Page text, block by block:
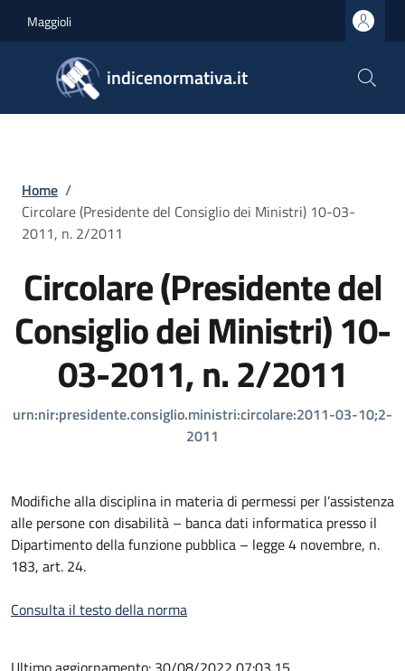
Maggioli
indicenormativa.it
Briciole di pane
Home /
Circolare (Presidente del Consiglio dei Ministri) 10-03-
2011, n. 2/2011
Circolare (Presidente del
Consiglio dei Ministri) 10-
03-2011, n. 2/2011
urn:nir:presidente.consiglio.ministri:circolare:2011-03-10;2-
2011
Modifiche alla disciplina in materia di permessi per l’assistenza
alle persone con disabilità – banca dati informatica presso il
Dipartimento della funzione pubblica – legge 4 novembre, n.
183, art. 24.
Consulta il testo della norma